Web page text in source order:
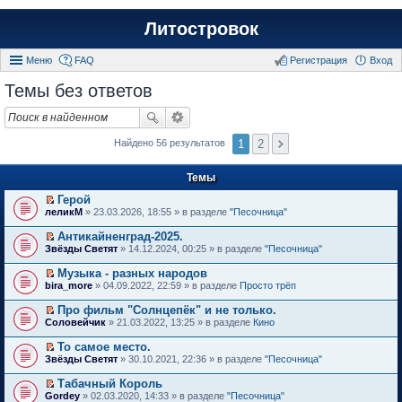
Литостровок
Меню FAQ Вход
Регистрация
Темы без ответов
Найдено 56 результатов 1 2
Темы
П
р
е
й
т
и
к
е
р
в
о
м
у
е
п
Герой
леликМ » 23.03.2026, 18:55 » в разделе "Песочница"
П
р
е
й
т
и
к
е
р
в
о
м
у
Антикайненград-2025.
Звёзды Светят » 14.12.2024, 00:25 » в разделе "Песочница"
П
р
е
й
т
и
к
е
Музыка - разных народов
bira_more » 04.09.2022, 22:59 » в разделе Просто трёп
П
р
й
т
и
к
Про фильм "Солнцепёк" и не только.
Соловейчик » 21.03.2022, 13:25 » в разделе Кино
П
р
й
То самое место.
Звёзды Светят » 30.10.2021, 22:36 » в разделе "Песочница"
П
Табачный Король
Gordey » 02.03.2020, 14:33 » в разделе "Песочница"